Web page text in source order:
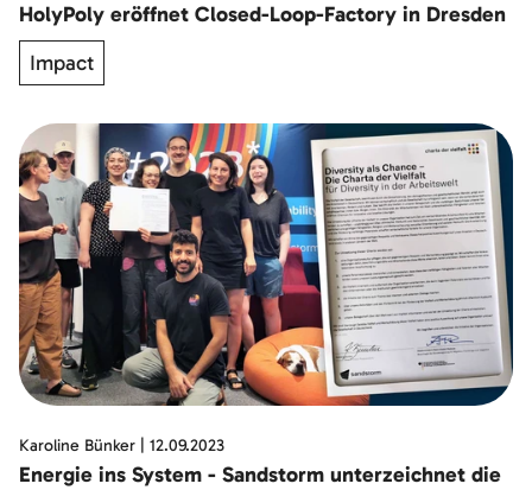
HolyPoly eröffnet Closed-Loop-Factory in Dresden
Impact
Karoline Bünker 12.09.2023
Energie ins System - Sandstorm unterzeichnet die